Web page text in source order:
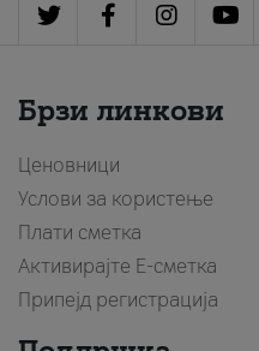
Брзи линкови
Ценовници
Услови за користење
Плати сметка
Активирајте Е-сметка
Припејд регистрација